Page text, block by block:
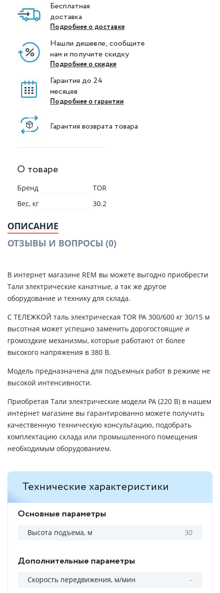
Бесплатная
доставка
Подробнее о доставке
Нашли дешевле, сообщите
нам и получите скидку
Подробнее о скидке
Гарантия до 24
месяцев
Подробнее о гарантии
Гарантия возврата товара
О товаре
Бренд
TOR
Вес, кг
30.2
ОПИСАНИЕ
ОТЗЫВЫ И ВОПРОСЫ (0)
В интернет магазине REM вы можете выгодно приобрести
Тали электрические канатные, а так же другое
оборудование и технику для склада.
С ТЕЛЕЖКОЙ таль электрическая TOR PA 300/600 кг 30/15 м
высотная может успешно заменить дорогостоящие и
громоздкие механизмы, которые работают от более
высокого напряжения в 380 В.
Модель предназначена для подъемных работ в режиме не
высокой интенсивности.
Приобретая Тали электрические модели РА (220 В) в нашем
интернет магазине вы гарантированно можете получить
качественную техническую консультацию, подобрать
комплектацию склада или промышленного помещения
необходимым оборудованием.
Технические характеристики
Основные параметры
Высота подъема, м 30
Дополнительные параметры
Скорость передвижения, м/мин
-